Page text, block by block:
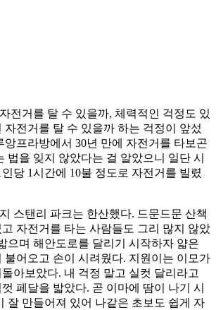
전거를 탈 수 있을까, 체력적인 걱정도 있
자전거를 탈 수 있을까 하는 걱정이 앞섰
앙프라방에서 30년 만에 자전거를 타보곤
법을 잊지 않았다는 걸 알았으니 일단 시
당 1시간에 10불 정도로 자전거를 빌렸
스탠리 파크는 한산했다. 드문드문 산책
자전거를 타는 사람들도 그리 많지 않았
으며 해안도로를 달리기 시작하자 얇은
불어오고 손이 시려웠다. 지원이는 이모가
아보았다. 내 걱정 말고 실컷 달리라고
페달을 밟았다. 곧 이마에 땀이 나기 시
잘 만들어져 있어 나같은 초보도 쉽게 자